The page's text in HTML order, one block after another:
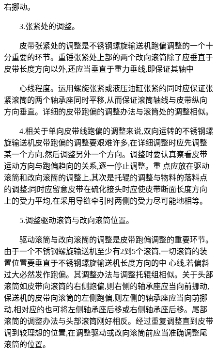
右挪动。
3.张紧处的调整。
皮带张紧处的调整是不锈钢螺旋输送机跑偏调整的一个十
分重要的环节。重锤张紧处上部的两个改向滚筒除了应垂直于
皮带长度方向以外,还应当垂直于重力垂线,即保证其轴中
心线程度。运用螺旋张紧或液压油缸张紧的同时应保证张
紧滚筒的两个轴承座同时平移,从而保证滚筒轴线与皮带纵向
方向垂直。详细的皮带跑偏的调整办法与滚筒处的调整相似。
4.相关于单向皮带线跑偏的调整来说,双向运转的不锈钢螺
旋输送机皮带跑偏的调整要艰难许多,在详细调整时应先调整
某一个方向,然后调整另外一个方向。调整时要认真察看皮带
运动方向与跑偏趋向的关系,逐一停止调整。重 点应放在驱动
滚筒和改向滚筒的调整上,其次是托辊的调整与物料的落料点
的调整;同时应留意皮带在硫化接头时应使皮带断面长度方向
上的受力平均,在采用导链牵引时两侧的受力尽可能地相等。
5.调整驱动滚筒与改向滚筒位置。
驱动滚筒与改向滚筒的调整是皮带跑偏调整的重要环节。
由于一个不锈钢螺旋输送机至少有2到5个滚筒,一切滚筒的装
置位置要垂直于不锈钢螺旋输送机长度方向的中 心线,若偏斜
过大必然发作跑偏。其调整办法与调整托辊组相似。关于头部
滚筒如皮带向滚筒的右侧跑偏,则右侧的轴承座应当向前挪动,
保送机的皮带向滚筒的左侧跑偏,则左侧的轴承座应当向前挪
动,相对应的也可将左侧轴承座后移或右侧轴承座后移。尾部
滚筒的调整办法与头部滚筒刚好相反。经过重复调整直到皮带
调到较理想的位置,在调整驱动或改向滚筒前应当准确调整尾
滚筒的位置。